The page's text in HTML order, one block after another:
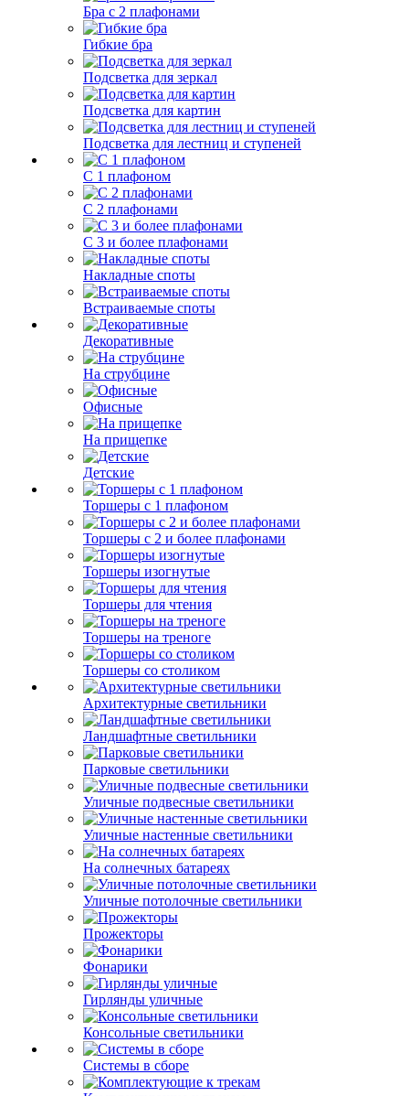
Бра с 2 плафонами
Гибкие бра
Подсветка для зеркал
Подсветка для картин
Подсветка для лестниц и ступеней
С 1 плафоном
С 2 плафонами
С 3 и более плафонами
Накладные споты
Встраиваемые споты
Декоративные
На струбцине
Офисные
На прищепке
Детские
Торшеры с 1 плафоном
Торшеры с 2 и более плафонами
Торшеры изогнутые
Торшеры для чтения
Торшеры на треноге
Торшеры со столиком
Архитектурные светильники
Ландшафтные светильники
Парковые светильники
Уличные подвесные светильники
Уличные настенные светильники
На солнечных батареях
Уличные потолочные светильники
Прожекторы
Фонарики
Гирлянды уличные
Консольные светильники
Системы в сборе